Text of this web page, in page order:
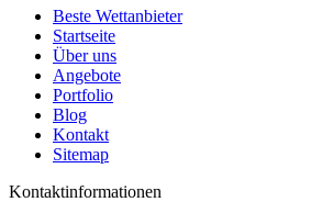
Beste Wettanbieter
Startseite
Über uns
Angebote
Portfolio
Blog
Kontakt
Sitemap
Kontaktinformationen